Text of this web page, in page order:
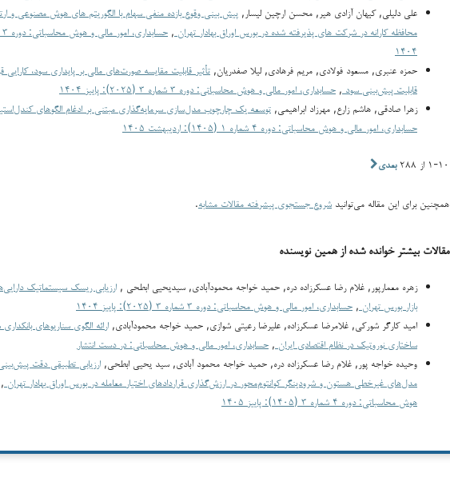
علی دلیلی, کیهان آزادی هیر, محسن ارچین لیسار, پیش بینی وقوع بازده منفی سهام با الگوریتم های هوش مصنوعی و
محافظه کارانه در شرکت های پذیرفته شده در بورس اوراق بهادار تهران ,
۱۴۰۴
حمزه عنبری, مسعود فولادی, مریم فرهادی, لیلا صفدریان, تأثیر قابلیت مقایسه صورت‌های مالی بر پایداری سود،
قابلیت پیش‌بینی سود , حسابداری، امور مالی و هوش محاسباتی: دوره ۳ شماره ۳ (۲۰۲۵): پاییز ۱۴۰۴
زهرا صادقی, هاشم زارع, مهرزاد ابراهیمی, توسعه یک چارچوب مدل‌سازی سرمایه‌گذاری مبتنی بر ادغام الگوهای
حسابداری، امور مالی و هوش محاسباتی: دوره ۴ شماره ۱ (۱۴۰۵): اردیبهشت ۱۴۰۵
۱-۱۰ از ۲۸۸ بعدی
همچنین برای این مقاله می‌توانید شروع جستجوی پیشرفته مقالات مشابه.
مقالات بیشتر خوانده شده از همین نویسنده
زهره معمارپور, غلام رضا عسکرزاده دره, حمید خواجه محمودآبادی, سیدیحیی ابطحی , ارزیابی ریسک سیستماتیک
بازار بورس تهران , حسابداری، امور مالی و هوش محاسباتی: دوره ۳ شماره ۳ (۲۰۲۵): پاییز ۱۴۰۴
امید کارگر شورکی, غلامرضا عسکرزاده, علیرضا رعیتی شوازی, حمید خواجه محمودآبادی, ارائه الگوی سناریوهای
ساختاری نوروتیک در نظام اقتصادی ایران , حسابداری، امور مالی و هوش محاسباتی: در دست انتشار
وحیده خواجه پور, غلام رضا عسکرزاده دره, حمید خواجه محمود آبادی, سید یحیی ابطحی, ارزیابی تطبیقی دقت
مدل‌های غیرخطی هستون و شرودینگر کوانتوم‌محور در ارزش‌گذاری قراردادهای اختیار معامله در بورس اوراق بهادار تهران ,
هوش محاسباتی: دوره ۴ شماره ۳ (۱۴۰۵): پاییز ۱۴۰۵